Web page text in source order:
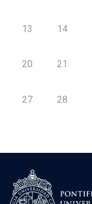
13 14
20 21
27 28